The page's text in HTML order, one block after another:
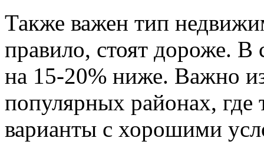
Также важен тип
правило, стоят дороже.
на 15-20% ниже. Важно
популярных районах,
варианты с хорошими